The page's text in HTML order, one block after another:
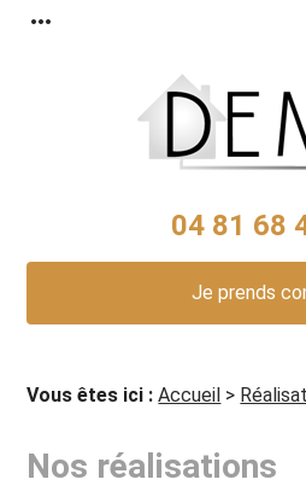
more_horiz
04 81 68
Je prends
Vous êtes ici :Accueil >
Nos réalisations
Panneau de gestion des cookies